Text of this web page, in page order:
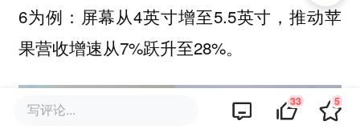
6为例：屏幕从4英寸增至5.5英寸，推动苹
果营收增速从7%跃升至28%。
写评论... 33 5